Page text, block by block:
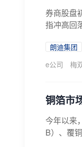
券商股盘
指冲高回
朗迪集团
e公司
梅
铜箔市
今年以来
B）、覆